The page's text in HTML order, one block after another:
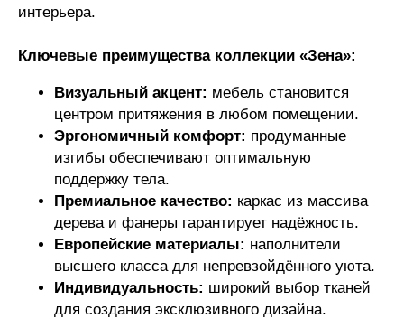
интерьера.
Ключевые преимущества коллекции «Зена»:
Визуальный акцент: мебель становится
центром притяжения в любом помещении.
Эргономичный комфорт: продуманные
изгибы обеспечивают оптимальную
поддержку тела.
Премиальное качество: каркас из массива
дерева и фанеры гарантирует надёжность.
Европейские материалы: наполнители
высшего класса для непревзойдённого уюта.
Индивидуальность: широкий выбор тканей
для создания эксклюзивного дизайна.